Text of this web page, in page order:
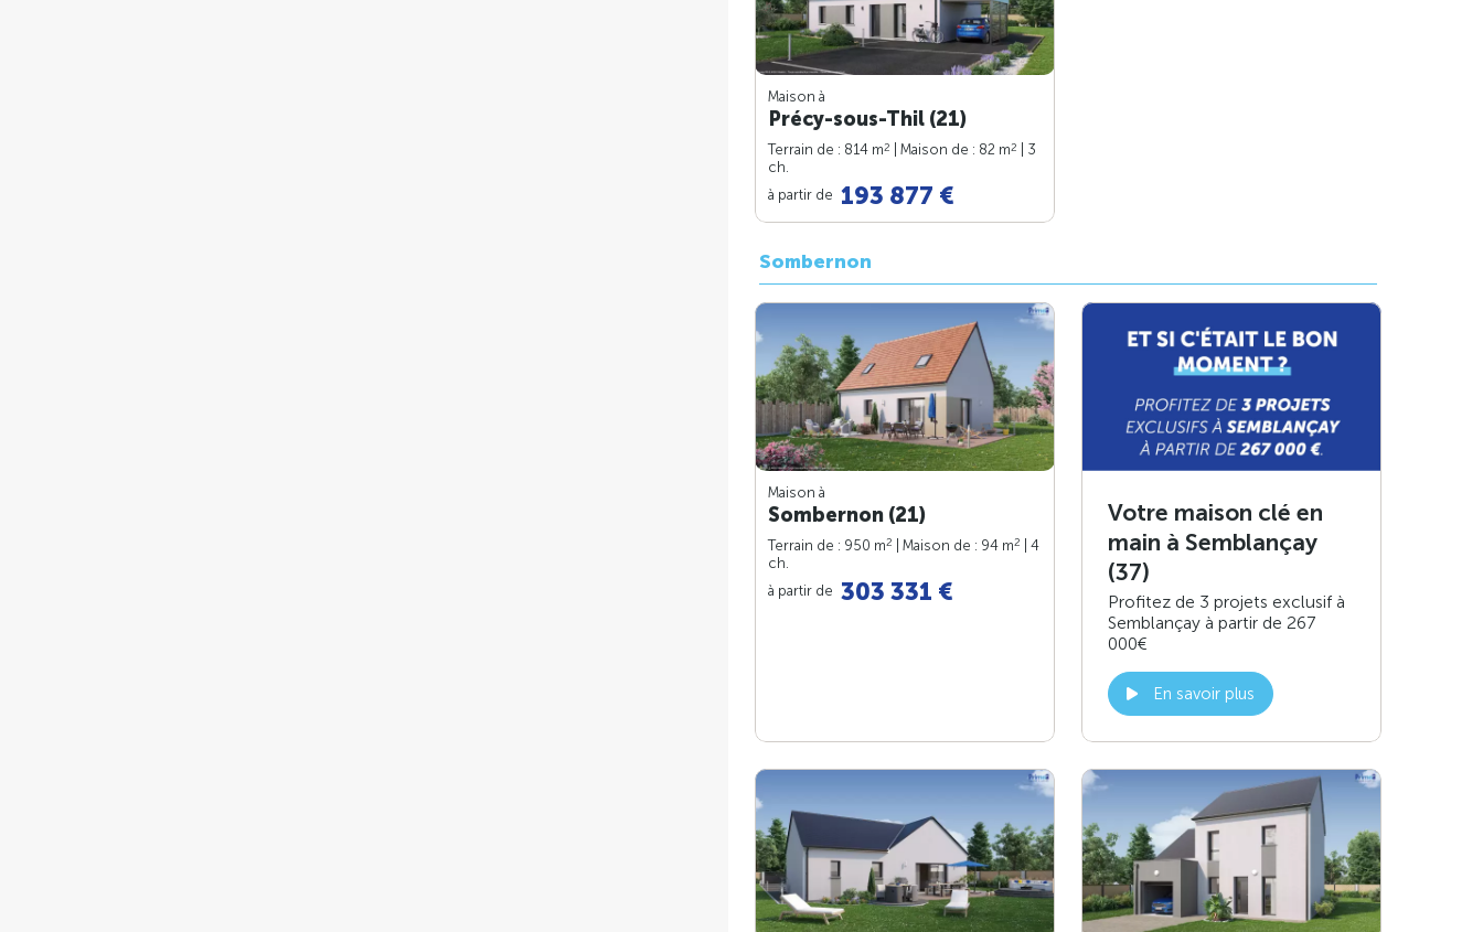
Maison à
Précy-sous-Thil (21)
Terrain de : 814 m2 | Maison de : 82 m2
| 3
ch.
à partir de 193 877 €
Sombernon
Maison à
Sombernon (21)
Terrain de : 950 m2 | Maison de : 94 m2
| 4
ch.
à partir de 303 331 €
Votre maison clé en
main à Semblançay
(37)
Profitez de 3 projets exclusif à
Semblançay à partir de 267
000€
En savoir plus